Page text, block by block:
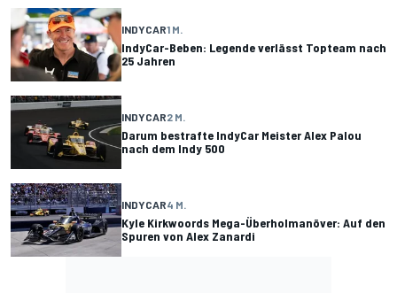
INDYCAR1 M.
IndyCar-Beben: Legende verlässt Topteam nach
25 Jahren
INDYCAR2 M.
Darum bestrafte IndyCar Meister Alex Palou
nach dem Indy 500
INDYCAR4 M.
Kyle Kirkwoords Mega-Überholmanöver: Auf den
Spuren von Alex Zanardi